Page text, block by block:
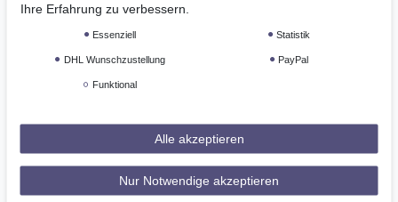
Langärmeliges T-Shirt mit figurbetontem Rundhalsausschnitt und
Abgerundete Seitennähte, Verzierung an der Seitennaht und am
Ärmel und Strasssteine auf der Br
Langärmeliges T-Shirt mit figurbetontem Rundhalsausschnitt und
Ihre Erfahrung zu verbessern.
Essenziell Statistik
DHL Wunschzustellung PayPal
Funktional
Alle akzeptieren
Nur Notwendige akzeptieren